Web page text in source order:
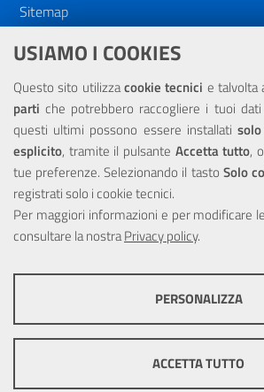
USIAMO I COOKIES
Questo sito utilizzacookie tecnici e talvolta
parti che potrebbero raccogliere i tuoi
questi ultimi possono essere installati
esplicito, tramite il pulsante Accetta tutto,
tue preferenze. Selezionando il tasto Solo
registrati solo i cookie tecnici.
Per maggiori informazioni e per modificare
consultare la nostraPrivacy policy.
ottimale per ogni utente. Essi non
informazioni di navigazione per scopi di
PERSONALIZZA
ACCETTA TUTTO
Sitemap
Dichiarazione di accessibilità
NOTE LEGALI
Privacy
Portale realizzato con la partecipazione
Europea tramite i fondi del POR Sicilia